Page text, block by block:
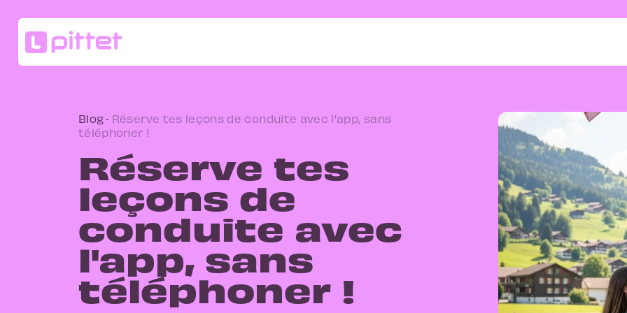
Blog · Réserve tes leçons de conduite avec l'app, sans
téléphoner !
Réserve tes
leçons de
conduite avec
l'app, sans
téléphoner !